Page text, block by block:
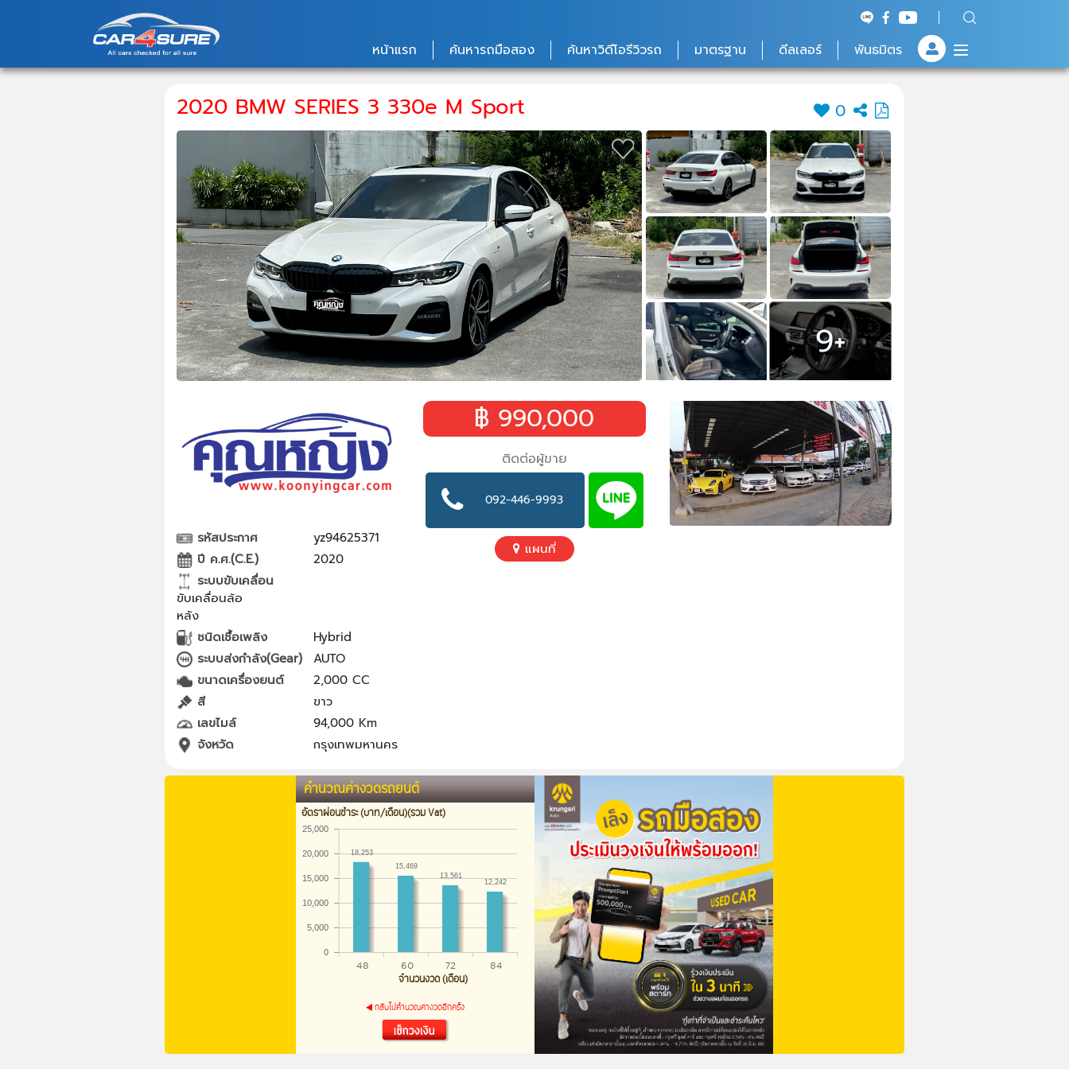
หน้าแรก ค้นหารถมือสอง ค้นหาวิดีโอรีวิวรถ มาตรฐาน ดีลเลอร์ พันธมิตร
2020 BMW SERIES 3 330e M Sport 0
9+
รหัสประกาศ
yz94625371
ปี ค.ศ.(C.E.)
2020
ระบบขับเคลื่อน
ขับเคลื่อนล้อ
หลัง
ชนิดเชื้อเพลิง
Hybrid
ระบบส่งกำลัง(Gear)
AUTO
ขนาดเครื่องยนต์
2,000 CC
สี
ขาว
เลขไมล์
94,000 Km
จังหวัด
กรุงเทพมหานคร
฿ 990,000
ติดต่อผู้ขาย
092-446-9993
แผนที่